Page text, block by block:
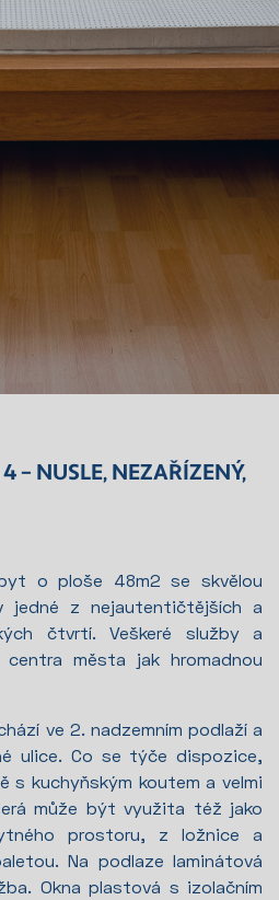
– NUSLE, NEZAŘÍZENÝ,
o ploše 48m2 se skvělou
jedné z nejautentičtějších a
čtvrtí. Veškeré služby a
města jak hromadnou
ve 2. nadzemním podlaží a
ulice. Co se týče dispozice,
s kuchyňským koutem a velmi
může být využita též jako
prostoru, z ložnice a
Na podlaze laminátová
Okna plastová s izolačním